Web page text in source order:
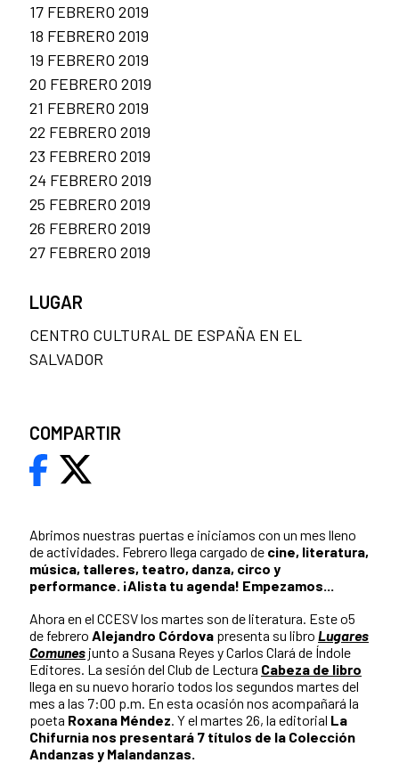
Abrimos nuestras puertas e iniciamos con un mes lleno
de actividades. Febrero llega cargado de cine, literatura,
música, talleres, teatro, danza, circo y
performance. ¡Alista tu agenda! Empezamos...
Ahora en el CCESV los martes son de literatura. Este o5
de febrero Alejandro Córdova presenta su libro Lugares
Comunes junto a Susana Reyes y Carlos Clará de Índole
Editores. La sesión del Club de Lectura Cabeza de libro
llega en su nuevo horario todos los segundos martes del
mes a las 7:00 p.m. En esta ocasión nos acompañará la
poeta Roxana Méndez. Y el martes 26, la editorial La
Chifurnia nos presentará 7 títulos de la Colección
Andanzas y Malandanzas.
17 FEBRERO 2019
18 FEBRERO 2019
19 FEBRERO 2019
20 FEBRERO 2019
21 FEBRERO 2019
22 FEBRERO 2019
23 FEBRERO 2019
24 FEBRERO 2019
25 FEBRERO 2019
26 FEBRERO 2019
27 FEBRERO 2019
LUGAR
CENTRO CULTURAL DE ESPAÑA EN EL
SALVADOR
COMPARTIR